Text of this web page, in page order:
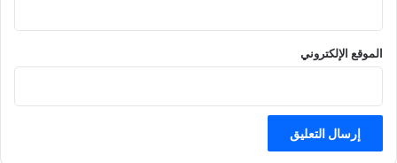
الموقع الإلكتروني